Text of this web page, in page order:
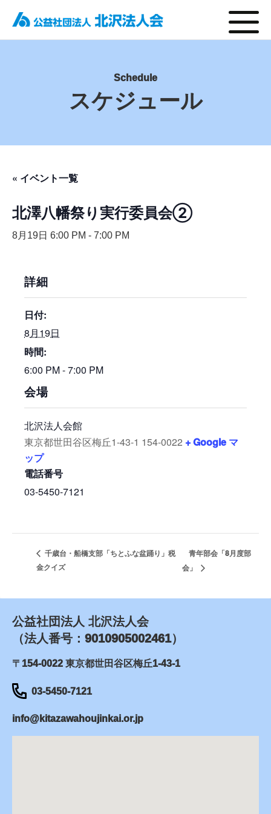
Schedule
スケジュール
« イベント一覧
北澤八幡祭り実行委員会②
8月19日 6:00 PM - 7:00 PM
詳細
日付:
8月19日
時間:
6:00 PM - 7:00 PM
会場
北沢法人会館
東京都世田谷区梅丘1-43-1 154-0022 + Google マ
ップ
電話番号
03-5450-7121
千歳台・船橋支部「ちとふな盆踊り」税
金クイズ
青年部会「8月度部
会」
公益社団法人 北沢法人会
（法人番号：9010905002461）
〒154-0022 東京都世田谷区梅丘1-43-1
03-5450-7121
info@kitazawahoujinkai.or.jp